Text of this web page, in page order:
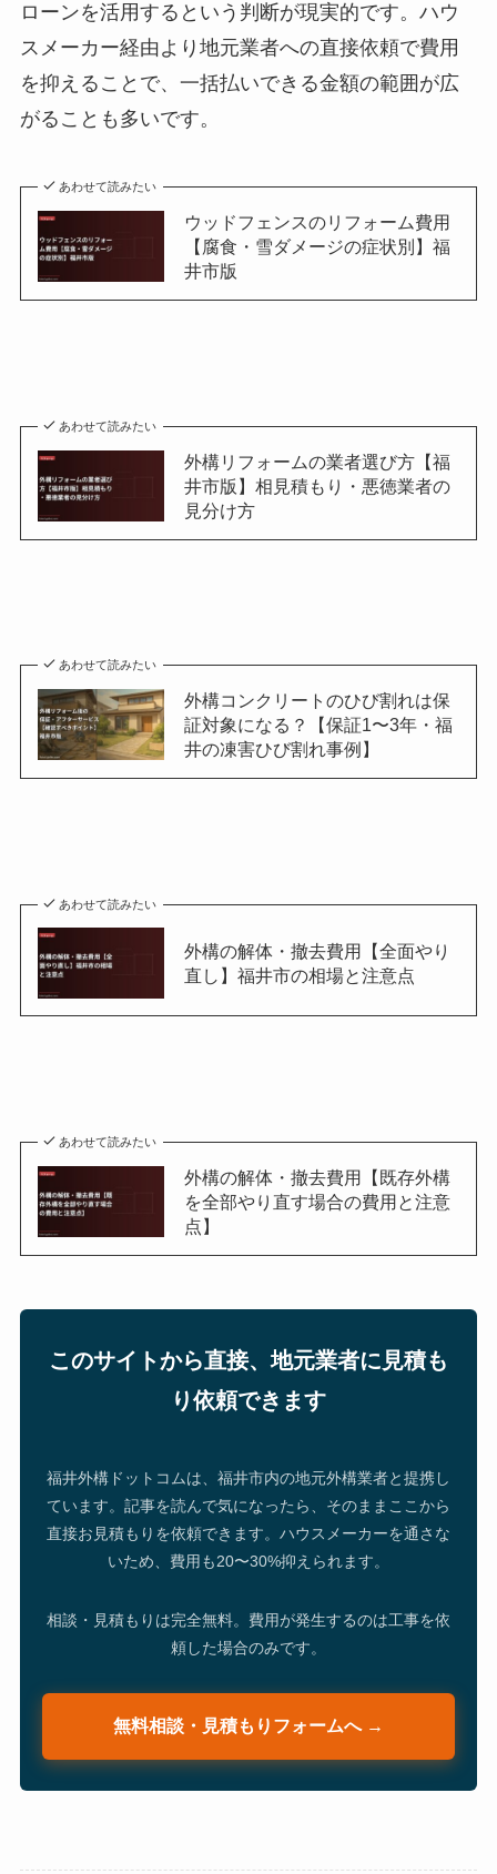
ローンを活用するという判断が現実的です。ハウ
スメーカー経由より地元業者への直接依頼で費用
を抑えることで、一括払いできる金額の範囲が広
がることも多いです。
あわせて読みたい
ウッドフェンスのリフォーム費用
【腐食・雪ダメージの症状別】福
井市版
あわせて読みたい
外構リフォームの業者選び方【福
井市版】相見積もり・悪徳業者の
見分け方
あわせて読みたい
外構コンクリートのひび割れは保
証対象になる？【保証1〜3年・福
井の凍害ひび割れ事例】
あわせて読みたい
外構の解体・撤去費用【全面やり
直し】福井市の相場と注意点
あわせて読みたい
外構の解体・撤去費用【既存外構
を全部やり直す場合の費用と注意
点】
このサイトから直接、地元業者に見積も
り依頼できます
福井外構ドットコムは、福井市内の地元外構業者と提携し
ています。記事を読んで気になったら、そのままここから
直接お見積もりを依頼できます。ハウスメーカーを通さな
いため、費用も20〜30%抑えられます。
相談・見積もりは完全無料。費用が発生するのは工事を依
頼した場合のみです。
無料相談・見積もりフォームへ →